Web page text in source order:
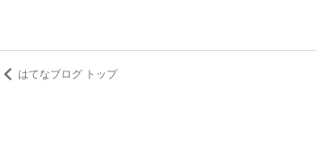
はてなブログ トップ